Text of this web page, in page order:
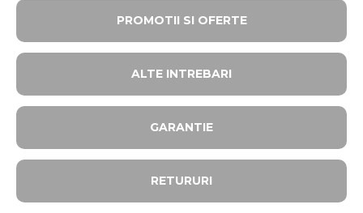
PROMOTII SI OFERTE​
ALTE INTREBARI​
GARANTIE
RETURURI